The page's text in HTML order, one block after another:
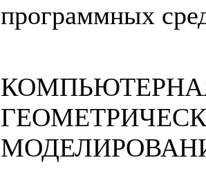
программных